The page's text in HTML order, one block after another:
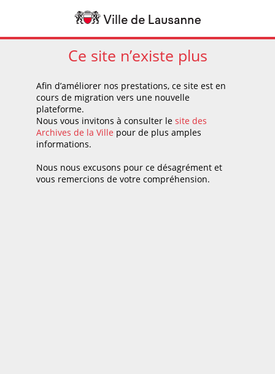
Ce site n’existe plus
Afin d’améliorer nos prestations, ce site est en
cours de migration vers une nouvelle
plateforme.
Nous vous invitons à consulter le site des
Archives de la Ville pour de plus amples
informations.
Nous nous excusons pour ce désagrément et
vous remercions de votre compréhension.